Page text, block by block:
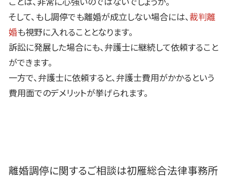
そして、もし調停でも離婚が成立しない場合には、裁判離
婚も視野に入れることとなります。
訴訟に発展した場合にも、弁護士に継続して依頼すること
ができます。
一方で、弁護士に依頼すると、弁護士費用がかかるという
費用面でのデメリットが挙げられます。
離婚調停に関するご相談は初雁総合法律事務所